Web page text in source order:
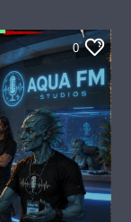
0